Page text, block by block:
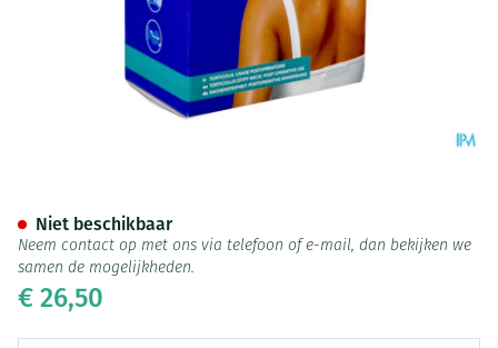
€ 26,50
Niet beschikbaar
Neem contact op met ons via telefoon of e-mail, dan bekijken we
samen de mogelijkheden.